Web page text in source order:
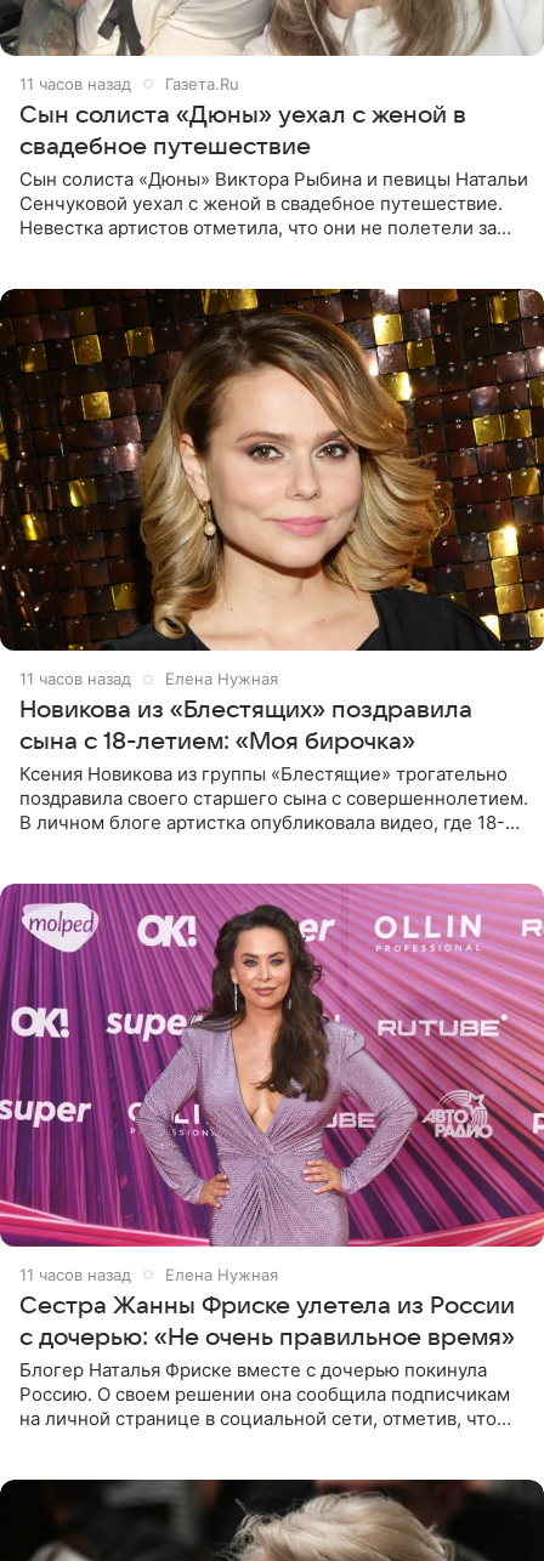
11 часов назад Газета.Ru
Сын солиста «Дюны» уехал с женой в
свадебное путешествие
Сын солиста «Дюны» Виктора Рыбина и певицы Натальи
Сенчуковой уехал с женой в свадебное путешествие.
Невестка артистов отметила, что они не полетели за
11 часов назад Елена Нужная
Новикова из «Блестящих» поздравила
сына с 18-летием: «Моя бирочка»
Ксения Новикова из группы «Блестящие» трогательно
поздравила своего старшего сына с совершеннолетием.
В личном блоге артистка опубликовала видео, где 18-
11 часов назад Елена Нужная
Сестра Жанны Фриске улетела из России
с дочерью: «Не очень правильное время»
Блогер Наталья Фриске вместе с дочерью покинула
Россию. О своем решении она сообщила подписчикам
на личной странице в социальной сети, отметив, что